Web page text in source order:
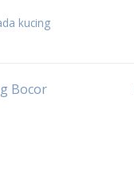
kucing
Bocor